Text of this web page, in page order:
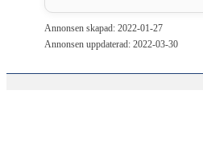
Annonsen skapad: 2022-01-27
Annonsen uppdaterad: 2022-03-30